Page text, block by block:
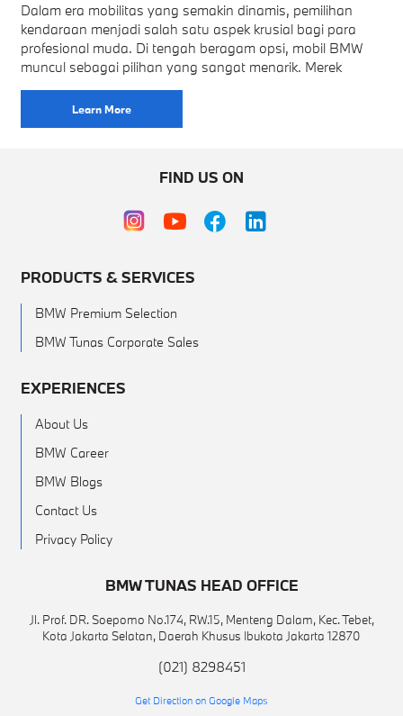
Dalam era mobilitas yang semakin dinamis, pemilihan
kendaraan menjadi salah satu aspek krusial bagi para
profesional muda. Di tengah beragam opsi, mobil BMW
muncul sebagai pilihan yang sangat menarik. Merek
Learn More
FIND US ON
PRODUCTS & SERVICES
BMW Premium Selection
BMW Tunas Corporate Sales
EXPERIENCES
About Us
BMW Career
BMW Blogs
Contact Us
Privacy Policy
BMW TUNAS HEAD OFFICE
Jl. Prof. DR. Soepomo No.174, RW.15, Menteng Dalam, Kec. Tebet,
Kota Jakarta Selatan, Daerah Khusus Ibukota Jakarta 12870
(021) 8298451
Get Direction on Google Maps